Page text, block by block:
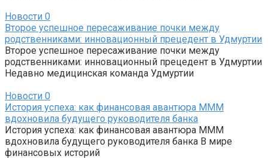
Новости 0
Второе успешное пересаживание почки между
родственниками: инновационный прецедент в Удмуртии
Второе успешное пересаживание почки между
родственниками: инновационный прецедент в Удмуртии
Недавно медицинская команда Удмуртии
Новости 0
История успеха: как финансовая авантюра МММ
вдохновила будущего руководителя банка
История успеха: как финансовая авантюра МММ
вдохновила будущего руководителя банка В мире
финансовых историй